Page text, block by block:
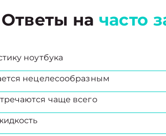
Ответы на часто
ноутбука
нецелесообразным
чаще всего